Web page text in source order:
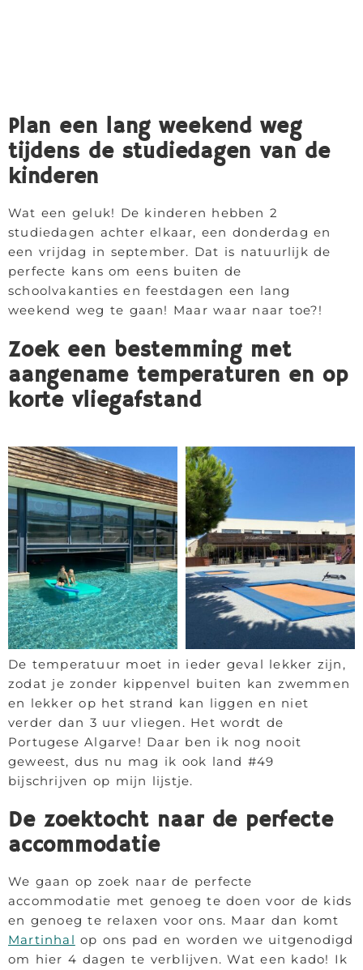
Plan een lang weekend weg
tijdens de studiedagen van de
kinderen
Wat een geluk! De kinderen hebben 2
studiedagen achter elkaar, een donderdag en
een vrijdag in september. Dat is natuurlijk de
perfecte kans om eens buiten de
schoolvakanties en feestdagen een lang
weekend weg te gaan! Maar waar naar toe?!
Zoek een bestemming met
aangename temperaturen en op
korte vliegafstand
De temperatuur moet in ieder geval lekker zijn,
zodat je zonder kippenvel buiten kan zwemmen
en lekker op het strand kan liggen en niet
verder dan 3 uur vliegen. Het wordt de
Portugese Algarve! Daar ben ik nog nooit
geweest, dus nu mag ik ook land #49
bijschrijven op mijn lijstje.
De zoektocht naar de perfecte
accommodatie
We gaan op zoek naar de perfecte
accommodatie met genoeg te doen voor de kids
en genoeg te relaxen voor ons. Maar dan komt
Martinhal op ons pad en worden we uitgenodigd
om hier 4 dagen te verblijven. Wat een kado! Ik